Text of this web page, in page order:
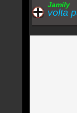
Jamily
volta